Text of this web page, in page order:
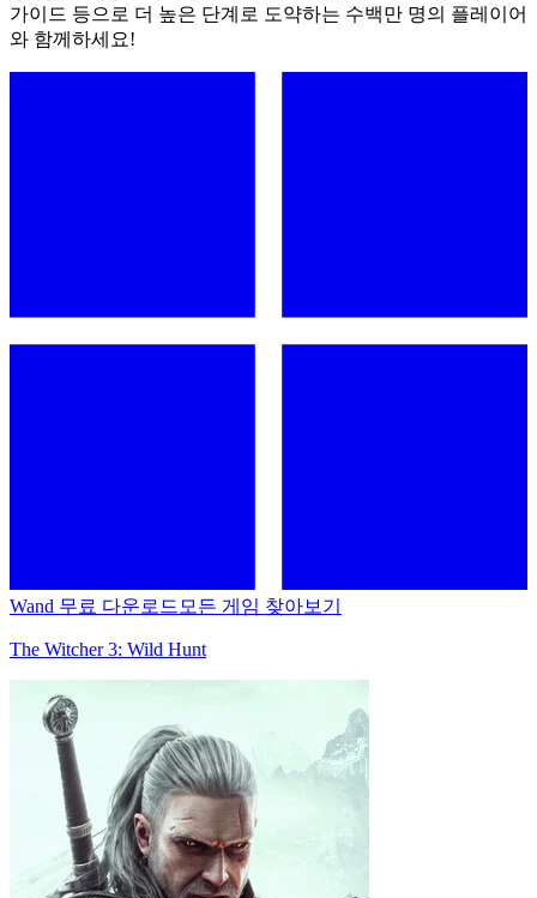
가이드 등으로 더 높은 단계로 도약하는 수백만 명의 플레이어
와 함께하세요!
Wand 무료 다운로드 모든 게임 찾아보기
The Witcher 3: Wild Hunt